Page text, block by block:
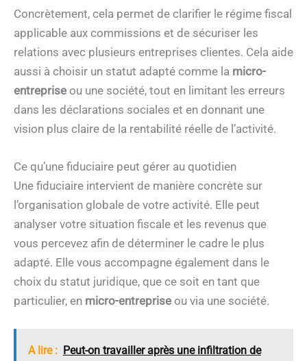
Concrètement, cela permet de clarifier le régime fiscal
applicable aux commissions et de sécuriser les
relations avec plusieurs entreprises clientes. Cela aide
aussi à choisir un statut adapté comme la micro-
entreprise ou une société, tout en limitant les erreurs
dans les déclarations sociales et en donnant une
vision plus claire de la rentabilité réelle de l’activité.
Ce qu’une fiduciaire peut gérer au quotidien
Une fiduciaire intervient de manière concrète sur
l’organisation globale de votre activité. Elle peut
analyser votre situation fiscale et les revenus que
vous percevez afin de déterminer le cadre le plus
adapté. Elle vous accompagne également dans le
choix du statut juridique, que ce soit en tant que
particulier, en micro-entreprise ou via une société.
A lire : Peut-on travailler après une infiltration de